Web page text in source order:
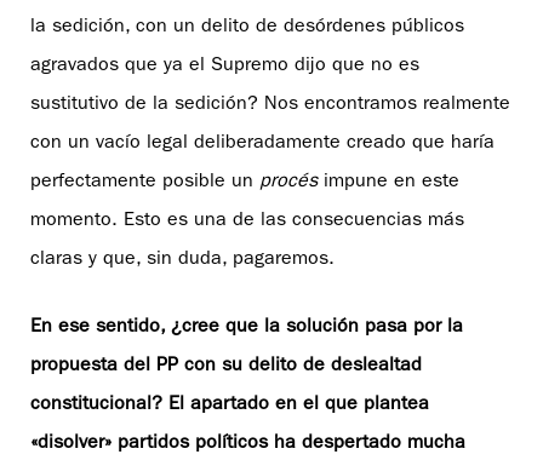
la sedición, con un delito de desórdenes públicos
agravados que ya el Supremo dijo que no es
sustitutivo de la sedición? Nos encontramos realmente
con un vacío legal deliberadamente creado que haría
perfectamente posible un procésimpune en este
momento. Esto es una de las consecuencias más
claras y que, sin duda, pagaremos.
En ese sentido, ¿cree que la solución pasa por la
propuesta del PP con su delito de deslealtad
constitucional? El apartado en el que plantea
«disolver» partidos políticos ha despertado mucha